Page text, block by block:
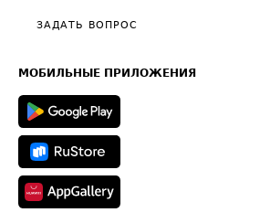
Общие положения
Полезное по перевозкам
Техническая информация
ЗАДАТЬ ВОПРОС
МОБИЛЬНЫЕ ПРИЛОЖЕНИЯ